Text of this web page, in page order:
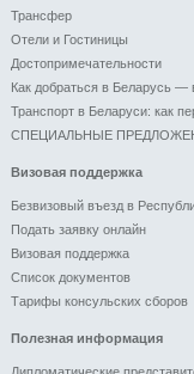
Трансфер
Отели и Гоcтиницы
Достопримечательности
Как добраться в Беларусь —
Транспорт в Беларуси: как
СПЕЦИАЛЬНЫЕ
Визовая поддержка
Безвизовый въезд в
Подать заявку онлайн
Визовая поддержка
Список документов
Тарифы консульских сборов
Полезная информация